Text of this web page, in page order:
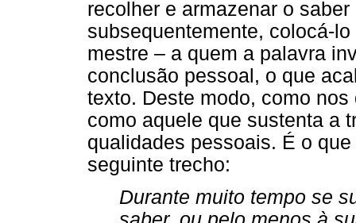
recolher e armazenar o
subsequentemente, colocá-
mestre – a quem a palavra
conclusão pessoal, o que
texto. Deste modo, como
como aquele que sustenta a
qualidades pessoais. É o
seguinte trecho:
Durante muito tempo se